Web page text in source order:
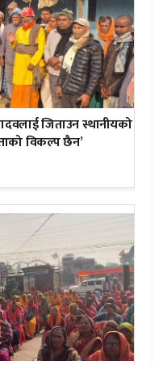
जिताउन स्थानीयको
विकल्प छैन’